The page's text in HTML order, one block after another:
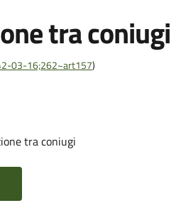
tra coniugi
03-16;262~art157)
tra coniugi